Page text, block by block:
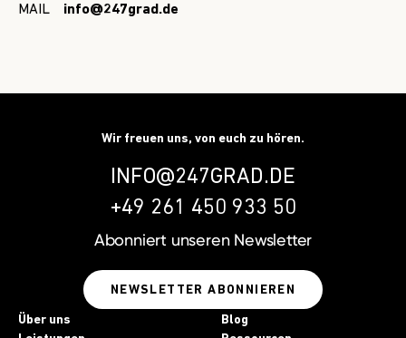
MAIL
info@247grad.de
Wir freuen uns, von euch zu hören.
INFO@247GRAD.DE
+49 261 450 933 50
Abonniert unseren Newsletter
NEWSLETTER ABONNIEREN
Über uns
Blog